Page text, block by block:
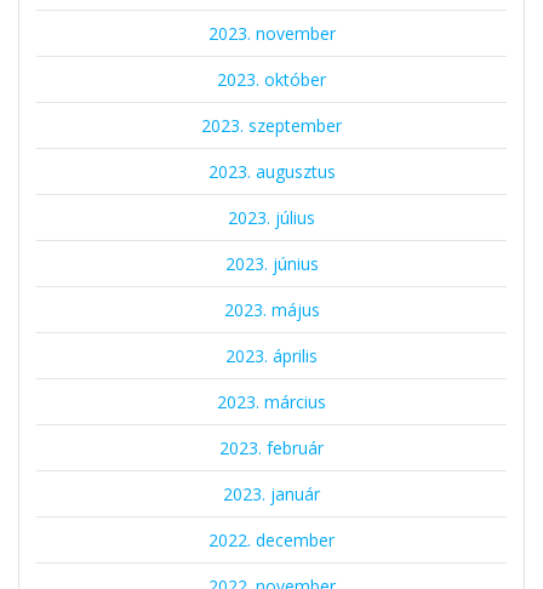
2023. november
2023. október
2023. szeptember
2023. augusztus
2023. július
2023. június
2023. május
2023. április
2023. március
2023. február
2023. január
2022. december